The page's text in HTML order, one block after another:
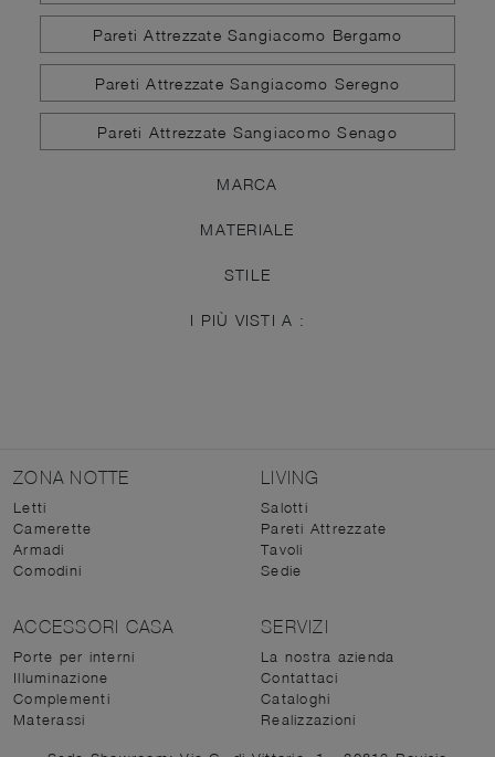
Pareti Attrezzate Sangiacomo Bergamo
Pareti Attrezzate Sangiacomo Seregno
Pareti Attrezzate Sangiacomo Senago
MARCA
MATERIALE
STILE
I PIÙ VISTI A :
ZONA NOTTE
Letti
Camerette
Armadi
Comodini
LIVING
Salotti
Pareti Attrezzate
Tavoli
Sedie
ACCESSORI CASA
Porte per interni
Illuminazione
Complementi
Materassi
SERVIZI
La nostra azienda
Contattaci
Cataloghi
Realizzazioni